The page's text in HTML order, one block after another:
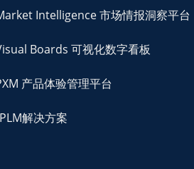
Intelligence 市场情报洞察平台
Boards 可视化数字看板
产品体验管理平台
解决方案